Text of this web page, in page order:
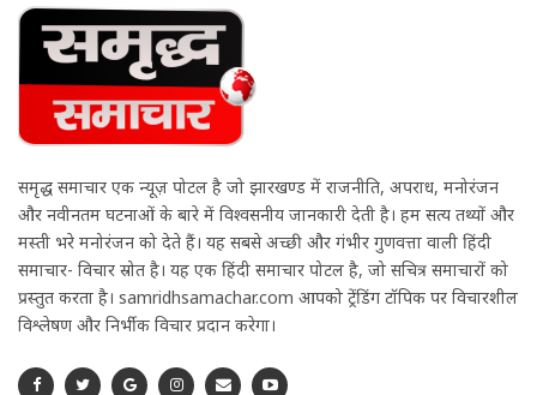
समृद्ध समाचार एक न्यूज़ पोर्टल है जो झारखण्ड में राजनीति, अपराध, मनोरंजन
और नवीनतम घटनाओं के बारे में विश्वसनीय जानकारी देती है। हम सत्य तथ्यों और
मस्ती भरे मनोरंजन को देते हैं। यह सबसे अच्छी और गंभीर गुणवत्ता वाली हिंदी
समाचार- विचार स्रोत है। यह एक हिंदी समाचार पोर्टल है, जो सचित्र समाचारों को
प्रस्तुत करता है। samridhsamachar.com आपको ट्रेंडिंग टॉपिक पर विचारशील
विश्लेषण और निर्भीक विचार प्रदान करेगा।